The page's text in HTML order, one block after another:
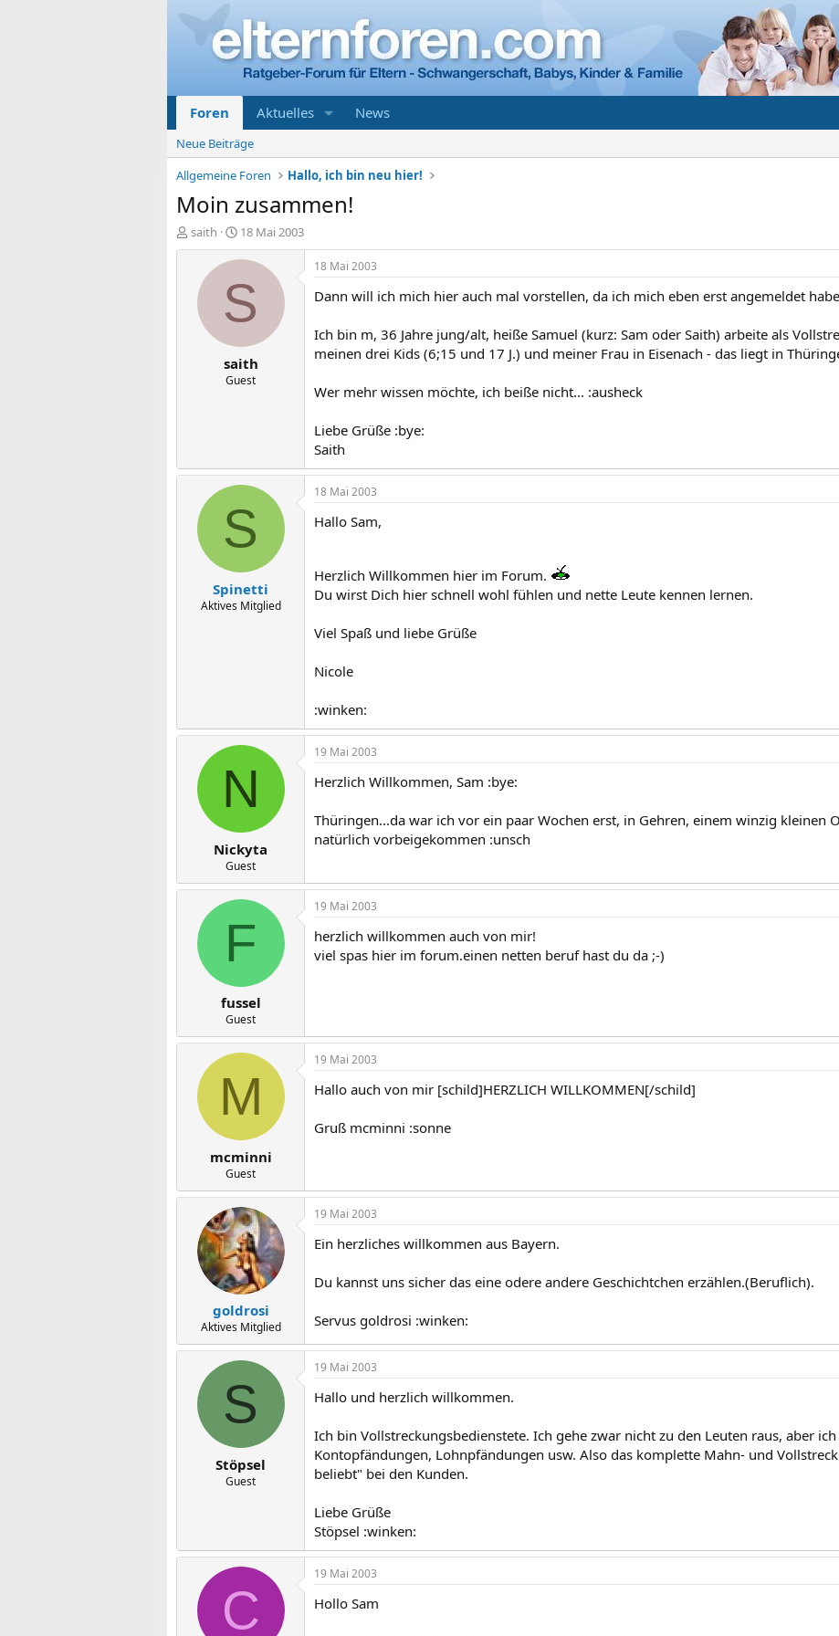
Foren Aktuelles News
Neue Beiträge
Allgemeine Foren
Hallo, ich bin neu hier!
Moin zusammen!
E
r
saith
E
r
s
t
e
t
a
m
18 Mai 2003
S
saith
Guest
18 Mai 2003
Dann will ich mich hier auch mal vorstellen, da ich mich eben erst angemeldet
Ich bin m, 36 Jahre jung/alt, heiße Samuel (kurz: Sam oder Saith) arbeite als
meinen drei Kids (6;15 und 17 J.) und meiner Frau in Eisenach - das liegt in
Wer mehr wissen möchte, ich beiße nicht... :ausheck
Liebe Grüße :bye:
Saith
S
Spinetti
Aktives Mitglied
18 Mai 2003
Hallo Sam,
Herzlich Willkommen hier im Forum.
Du wirst Dich hier schnell wohl fühlen und nette Leute kennen lernen.
Viel Spaß und liebe Grüße
Nicole
:winken:
N
Nickyta
Guest
19 Mai 2003
Herzlich Willkommen, Sam :bye:
Thüringen...da war ich vor ein paar Wochen erst, in Gehren, einem winzig kleinen
natürlich vorbeigekommen :unsch
F
fussel
Guest
19 Mai 2003
herzlich willkommen auch von mir!
viel spas hier im forum.einen netten beruf hast du da ;-)
M
mcminni
Guest
19 Mai 2003
Hallo auch von mir [schild]HERZLICH WILLKOMMEN[/schild]
Gruß mcminni :sonne
goldrosi
Aktives Mitglied
19 Mai 2003
Ein herzliches willkommen aus Bayern.
Du kannst uns sicher das eine odere andere Geschichtchen erzählen.(Beruflich).
Servus goldrosi :winken:
S
Stöpsel
Guest
19 Mai 2003
Hallo und herzlich willkommen.
Ich bin Vollstreckungsbedienstete. Ich gehe zwar nicht zu den Leuten raus, aber
Kontopfändungen, Lohnpfändungen usw. Also das komplette Mahn- und
beliebt" bei den Kunden.
Liebe Grüße
Stöpsel :winken:
C
19 Mai 2003
Hollo Sam